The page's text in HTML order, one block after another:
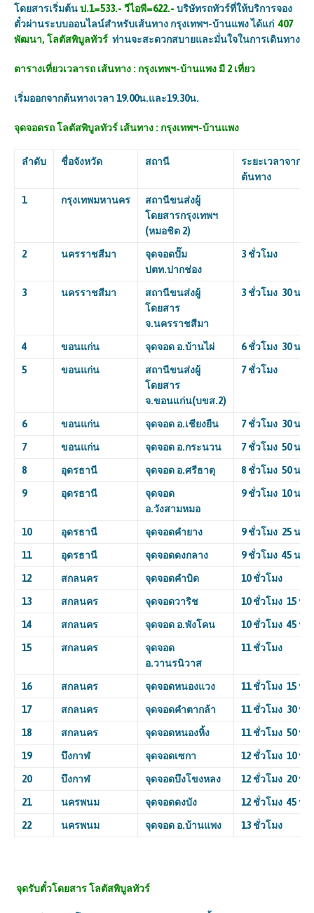
โดยสารเริ่มต้นป.1=533.- วีไอพี=622.- บริษัทรถทัวร์ที่ให้บริการจอง
ตั๋วผ่านระบบออนไลน์สำหรับเส้นทาง กรุงเทพฯ-บ้านแพง ได้แก่ 407
พัฒนา, โลตัสพิบูลทัวร์ ท่านจะสะดวกสบายและมั่นใจในการเดินทาง
ตารางเที่ยวเวลารถ เส้นทาง : กรุงเทพฯ-บ้านแพง มี 2 เที่ยว
เริ่มออกจากต้นทางเวลา 19.00น.และ19.30น.
จุดจอดรถ โลตัสพิบูลทัวร์ เส้นทาง : กรุงเทพฯ-บ้านแพง
ลำดับ ชื่อจังหวัด สถานี
ระยะเวลาจาก
ต้นทาง
1 กรุงเทพมหานคร
สถานีขนส่งผู้
โดยสารกรุงเทพฯ
(หมอชิต 2)
2 นครราชสีมา
จุดจอดปั๊ม
ปตท.ปากช่อง
3 ชั่วโมง
3 นครราชสีมา
สถานีขนส่งผู้
โดยสาร
จ.นครราชสีมา
3 ชั่วโมง 30นาที
4 ขอนแก่น จุดจอด อ.บ้านไผ่ 6ชั่วโมง 30นาที
5 ขอนแก่น
สถานีขนส่งผู้
โดยสาร
จ.ขอนแก่น(บขส.2)
7ชั่วโมง
6 ขอนแก่น จุดจอด อ.เชียงยืน 7ชั่วโมง 30นาที
7 ขอนแก่น จุดจอด อ.กระนวน 7ชั่วโมง 50นาที
8 อุดรธานี จุดจอด อ.ศรีธาตุ 8 ชั่วโมง 50นาที
9 อุดรธานี
จุดจอด
อ.วังสามหมอ
9ชั่วโมง 10นาที
10 อุดรธานี จุดจอดคำยาง 9ชั่วโมง 25นาที
11 อุดรธานี จุดจอดดงกลาง 9ชั่วโมง 45นาที
12 สกลนคร จุดจอดคำบิด 10ชั่วโมง
13 สกลนคร จุดจอดวาริช 10ชั่วโมง 15นา
14 สกลนคร จุดจอด อ.พังโคน 10ชั่วโมง 45นา
15 สกลนคร
จุดจอด
อ.วานรนิวาส
11ชั่วโมง
16 สกลนคร จุดจอดหนองแวง 11ชั่วโมง 15นา
17 สกลนคร จุดจอดคำตากล้า 11ชั่วโมง 30นา
18 สกลนคร จุดจอดหนองหิ้ง 11ชั่วโมง 50นา
19 บึงกาฬ จุดจอดเซกา 12 ชั่วโมง 10นา
20 บึงกาฬ จุดจอดบึงโขงหลง 12 ชั่วโมง 20นา
21 นครพนม จุดจอดดงบัง 12 ชั่วโมง 45นา
22 นครพนม จุดจอด อ.บ้านแพง 13 ชั่วโมง
จุดรับตั๋วโดยสารโลตัสพิบูลทัวร์